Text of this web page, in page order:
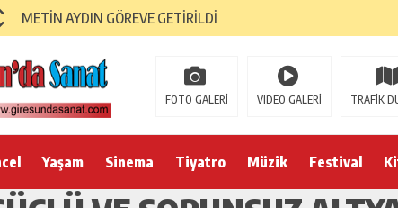
METİN AYDIN GÖREVE GETİRİLDİ
FOTO GALERİ VIDEO GALERİ TRAFİK
Yaşam Sinema Tiyatro Müzik Festival